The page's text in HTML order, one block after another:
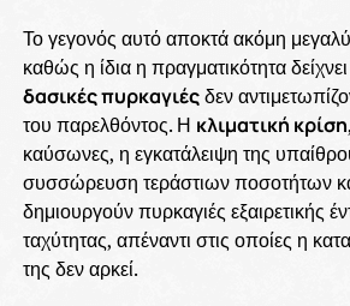
Το γεγονός αυτό αποκτά ακόμη
καθώς η ίδια η πραγματικότητα δείχνει
δασικές πυρκαγιέςδεν
του παρελθόντος. Η κλιματική κρίση
καύσωνες, η εγκατάλειψη της
συσσώρευση τεράστιων ποσοτήτων
δημιουργούν πυρκαγιές εξαιρετικής
ταχύτητας, απέναντι στις οποίες η
της δεν αρκεί.